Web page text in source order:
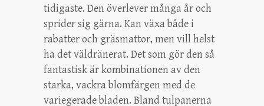
tidigaste. Den överlever många år och
sprider sig gärna. Kan växa både i
rabatter och gräsmattor, men vill helst
ha det väldränerat. Det som gör den så
fantastisk är kombinationen av den
starka, vackra blomfärgen med de
variegerade bladen. Bland tulpanerna